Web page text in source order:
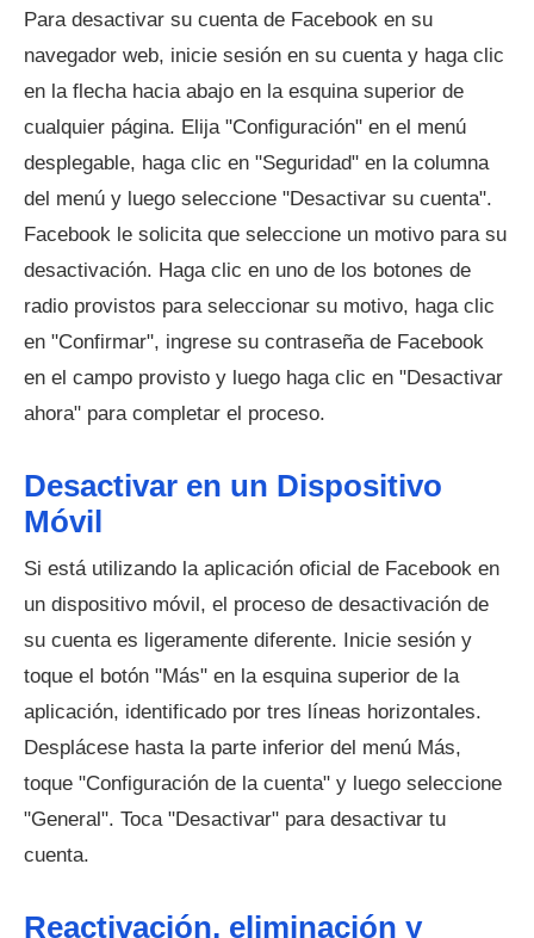
Para desactivar su cuenta de Facebook en su
navegador web, inicie sesión en su cuenta y haga clic
en la flecha hacia abajo en la esquina superior de
cualquier página. Elija "Configuración" en el menú
desplegable, haga clic en "Seguridad" en la columna
del menú y luego seleccione "Desactivar su cuenta".
Facebook le solicita que seleccione un motivo para su
desactivación. Haga clic en uno de los botones de
radio provistos para seleccionar su motivo, haga clic
en "Confirmar", ingrese su contraseña de Facebook
en el campo provisto y luego haga clic en "Desactivar
ahora" para completar el proceso.
Desactivar en un Dispositivo
Móvil
Si está utilizando la aplicación oficial de Facebook en
un dispositivo móvil, el proceso de desactivación de
su cuenta es ligeramente diferente. Inicie sesión y
toque el botón "Más" en la esquina superior de la
aplicación, identificado por tres líneas horizontales.
Desplácese hasta la parte inferior del menú Más,
toque "Configuración de la cuenta" y luego seleccione
"General". Toca "Desactivar" para desactivar tu
cuenta.
Reactivación, eliminación y